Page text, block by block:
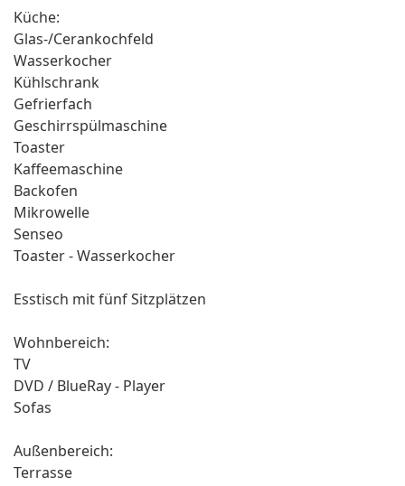
Küche:
Glas-/Cerankochfeld
Wasserkocher
Kühlschrank
Gefrierfach
Geschirrspülmaschine
Toaster
Kaffeemaschine
Backofen
Mikrowelle
Senseo
Toaster - Wasserkocher
Esstisch mit fünf Sitzplätzen
Wohnbereich:
TV
DVD / BlueRay - Player
Sofas
Außenbereich:
Terrasse